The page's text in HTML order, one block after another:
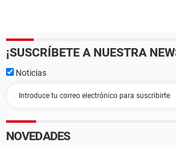
¡SUSCRÍBETE A NUESTRA
Noticias
NOVEDADES